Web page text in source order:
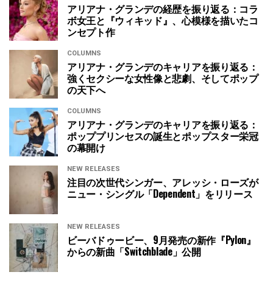
アリアナ・グランデの経歴を振り返る：コラ
ボ女王と『ウィキッド』、心模様を描いたコ
ンセプト作
COLUMNS
アリアナ・グランデのキャリアを振り返る：
強くセクシーな女性像と悲劇、そしてポップ
の天下へ
COLUMNS
アリアナ・グランデのキャリアを振り返る：
ポッププリンセスの誕生とポップスター栄冠
の幕開け
NEW RELEASES
注目の次世代シンガー、アレッシ・ローズが
ニュー・シングル「Dependent」をリリース
NEW RELEASES
ビーバドゥービー、9月発売の新作『Pylon』
からの新曲「Switchblade」公開